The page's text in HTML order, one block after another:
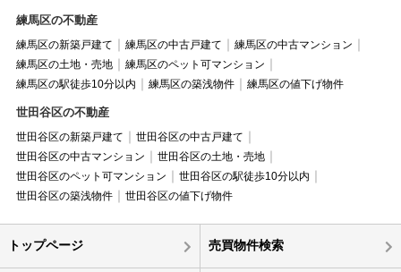
練馬区の不動産
練馬区の新築戸建て 練馬区の中古戸建て
練馬区の中古マンション
練馬区の土地・売地
練馬区のペット可マンション
練馬区の駅徒歩10分以内
練馬区の築浅物件 練馬区の値下げ物件
世田谷区の不動産
世田谷区の新築戸建て
世田谷区の中古戸建て
世田谷区の中古マンション
世田谷区の土地・売地
世田谷区のペット可マンション
世田谷区の駅徒歩10分以内
世田谷区の築浅物件
世田谷区の値下げ物件
トップページ 売買物件検索